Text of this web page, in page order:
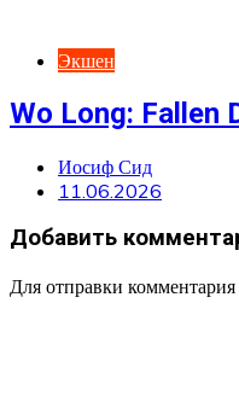
Экшен
Wo Long: Fallen
Иосиф Сид
11.06.2026
Добавить
Для отправки